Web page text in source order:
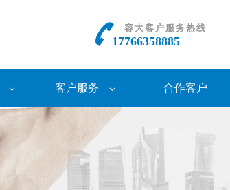
容大客户服务热线
17766358885
客户服务 合作客户